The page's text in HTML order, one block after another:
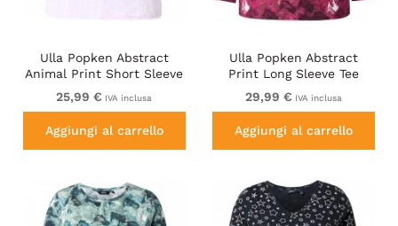
Ulla Popken Abstract
Animal Print Short Sleeve
Tee Lavender
25,99 € IVA inclusa
Aggiungi al carrello
Ulla Popken Abstract
Print Long Sleeve Tee
Dark Ruby
29,99 € IVA inclusa
Aggiungi al carrello